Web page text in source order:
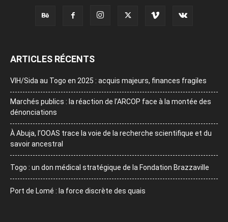
ARTICLES RÉCENTS
VIH/Sida au Togo en 2025 : acquis majeurs, finances fragiles
Marchés publics : la réaction de l’ARCOP face à la montée des
dénonciations
À Abuja, l’OOAS trace la voie de la recherche scientifique et du
savoir ancestral
Togo : un don médical stratégique de la Fondation Brazzaville
Port de Lomé : la force discrète des quais